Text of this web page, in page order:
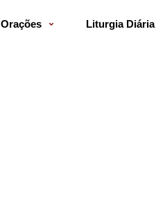
Orações Liturgia Diária